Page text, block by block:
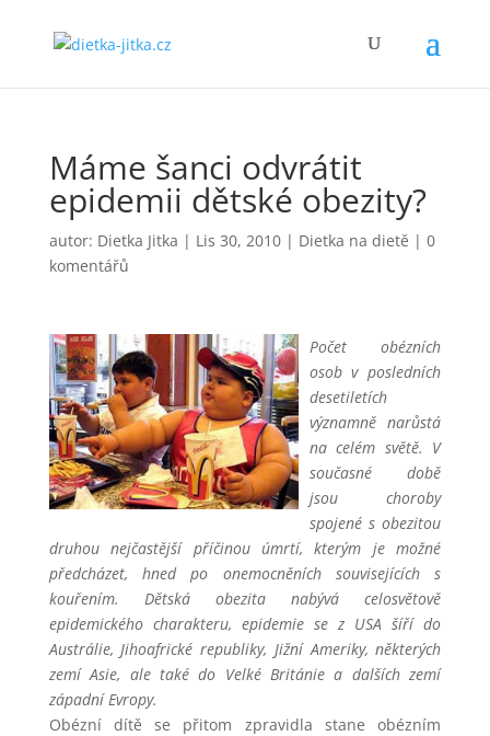
Máme šanci odvrátit
epidemii dětské obezity?
autor: Dietka Jitka | Lis 30, 2010| Dietka na dietě | 0
komentářů
Počet obézních
osob v posledních
desetiletích
významně narůstá
na celém světě. V
současné době
jsou choroby
spojené s obezitou
druhou nejčastější příčinou úmrtí, kterým je možné
předcházet, hned po onemocněních souvisejících s
kouřením. Dětská obezita nabývá celosvětově
epidemického charakteru, epidemie se z USA šíří do
Austrálie, Jihoafrické republiky, Jižní Ameriky, některých
zemí Asie, ale také do Velké Británie a dalších zemí
západní Evropy.
Obézní dítě se přitom zpravidla stane obézním